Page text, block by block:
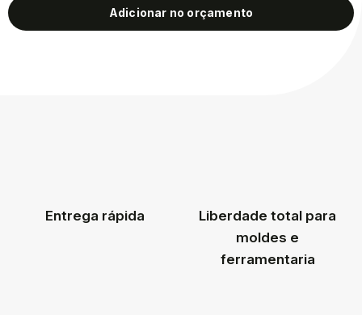
Adicionar no orçamento
Entrega rápida
Liberdade total para
moldes e
ferramentaria